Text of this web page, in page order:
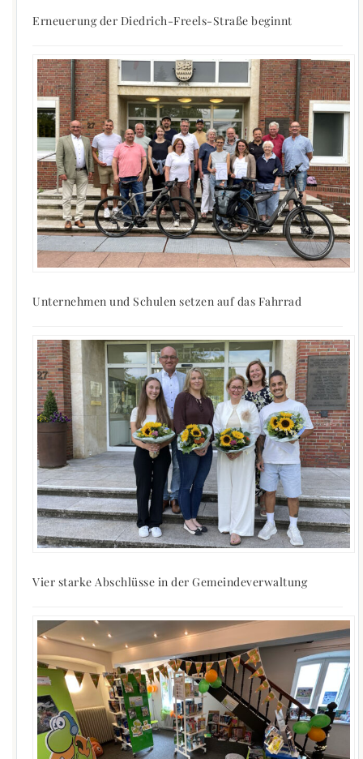
Erneuerung der Diedrich-Freels-Straße beginnt
Unternehmen und Schulen setzen auf das Fahrrad
Vier starke Abschlüsse in der Gemeindeverwaltung